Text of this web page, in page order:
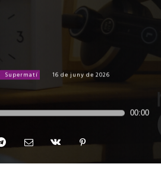
Supermatí 16 de juny de 2026
00:00